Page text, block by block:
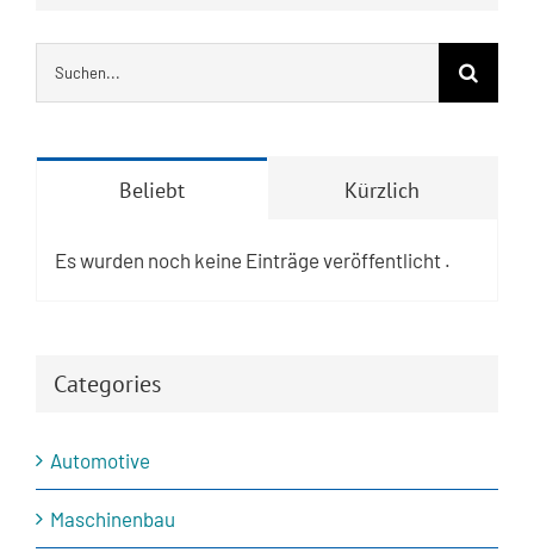
Beliebt Kürzlich
Es wurden noch keine Einträge veröffentlicht .
Categories
Automotive
Maschinenbau